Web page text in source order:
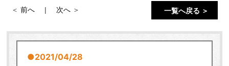
前へ 次へ 一覧へ戻る ＞
2021/04/28